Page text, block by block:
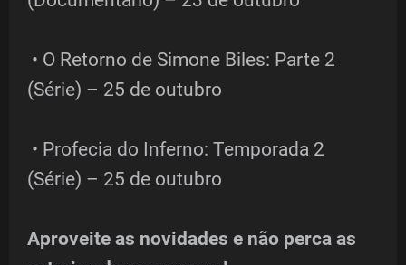
• O Retorno de Simone Biles: Parte 2
(Série) – 25 de outubro
• Profecia do Inferno: Temporada 2
(Série) – 25 de outubro
Aproveite as novidades e não perca as